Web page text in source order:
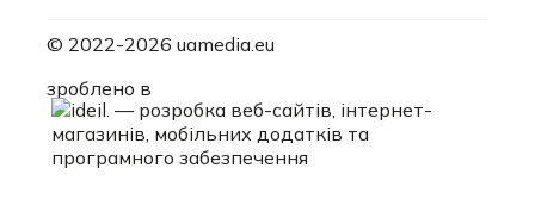
© 2022-2026 uamedia.eu
зроблено в